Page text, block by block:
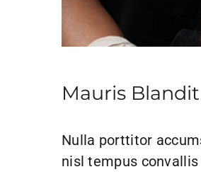
Mauris
Nulla porttitor
nisl tempus